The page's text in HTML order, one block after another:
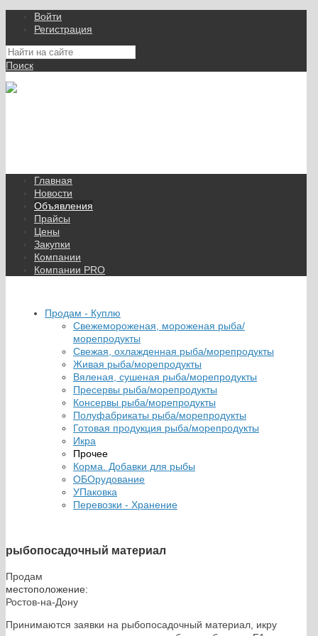
Войти
Регистрация
Поиск
Главная
Новости
Объявления
Прайсы
Цены
Закупки
Компании
Компании PRO
Продам - Куплю
Свежемороженая, мороженая рыба/
морепродукты
Свежая, охлажденная рыба/морепродукты
Живая рыба/морепродукты
Вяленая, сушеная рыба/морепродукты
Пресервы рыба/морепродукты
Консервы рыба/морепродукты
Полуфабрикаты рыба/морепродукты
Готовая продукция рыба/морепродукты
Икра
Прочее
Корма. Добавки для рыбы
ОБОрудование
УПаковка
Перевозки - Хранение
рыбопосадочный материал
Продам
местоположение:
Ростов-на-Дону
Принимаются заявки на рыбопосадочный материал, икру